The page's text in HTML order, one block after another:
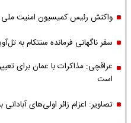
واکنش رئیس کمیسیون امنیت ملی
سفر ناگهانی فرمانده سنتکام به
عراقچی: مذاکرات با عمان برای
است
تصاویر: اعزام زائر اولی‌های